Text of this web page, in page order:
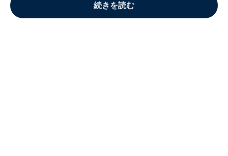
続きを読む